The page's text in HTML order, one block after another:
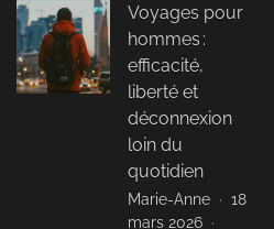
femmes
Voyages pour
hommes :
efficacité,
liberté et
déconnexion
loin du
quotidien
Marie-Anne
18
mars 2026